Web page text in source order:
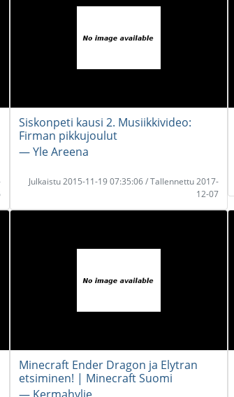
Siskonpeti kausi 2. Musiikkivideo:
Firman pikkujoulut
― Yle Areena
Julkaistu 2015-11-19 07:35:06 / Tallennettu 2017-
12-07
Minecraft Ender Dragon ja Elytran
etsiminen! | Minecraft Suomi